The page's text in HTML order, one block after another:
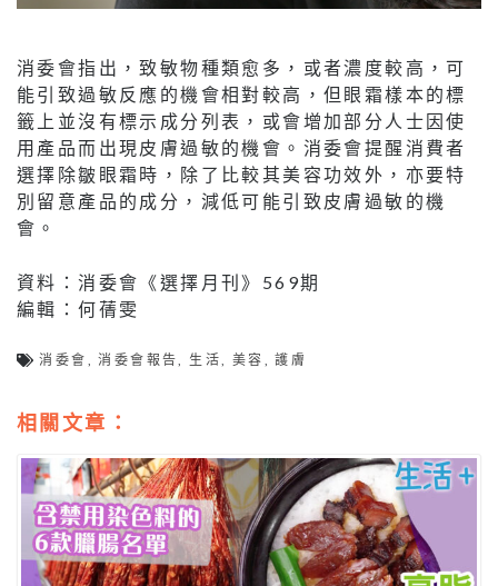
消委會指出，致敏物種類愈多，或者濃度較高，可
能引致過敏反應的機會相對較高，但眼霜樣本的標
籤上並沒有標示成分列表，或會增加部分人士因使
用產品而出現皮膚過敏的機會。消委會提醒消費者
選擇除皺眼霜時，除了比較其美容功效外，亦要特
別留意產品的成分，減低可能引致皮膚過敏的機
會。
資料：消委會《選擇月刊》569期
編輯：何蒨雯
消委會 ,消委會報告, 生活, 美容 ,護膚
相關文章：